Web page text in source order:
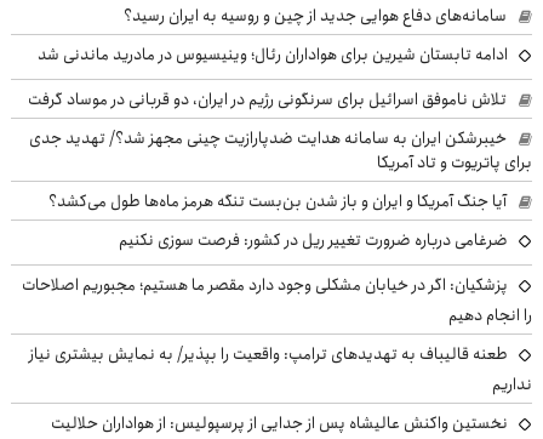
سامانه‌های دفاع هوایی جدید از چین و روسیه به ایران رسید؟
ادامه تابستان شیرین برای هواداران رئال؛ وینیسیوس در مادرید ماندنی شد
تلاش ناموفق اسرائیل برای سرنگونی رژیم در ایران، دو قربانی در موساد گرفت
خیبرشکن ایران به سامانه هدایت ضدپارازیت چینی مجهز شد؟/ تهدید جدی
برای پاتریوت و تاد آمریکا
آیا جنگ آمریکا و ایران و باز شدن بن‌بست تنگه هرمز ماه‌ها طول می‌کشد؟
ضرغامی درباره ضرورت تغییر ریل در کشور: فرصت سوزی نکنیم
پزشکیان: اگر در خیابان مشکلی وجود دارد مقصر ما هستیم؛ مجبوریم اصلاحات
را انجام دهیم
طعنه قالیباف به تهدیدهای ترامپ: واقعیت را بپذیر/ به نمایش بیشتری نیاز
نداریم
نخستین واکنش عالیشاه پس از جدایی از پرسپولیس: از هواداران حلالیت